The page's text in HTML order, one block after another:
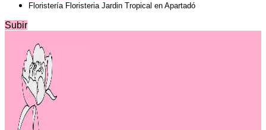
Floristería Floristeria Jardin Tropical en Apartadó
Subir